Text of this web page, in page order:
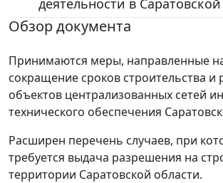
Обзор документа
Принимаются меры, направленные
сокращение сроков строительства и
объектов централизованных сетей
технического обеспечения
Расширен перечень случаев, при
требуется выдача разрешения на
территории Саратовской области.